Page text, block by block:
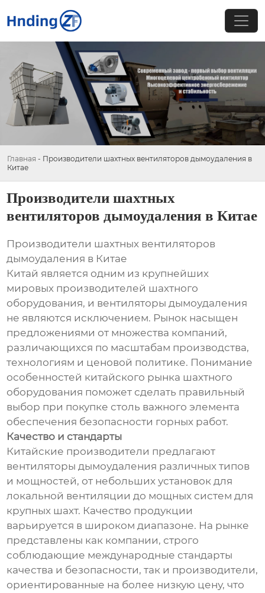
Главная - Производители шахтных вентиляторов дымоудаления в
Китае
Производители шахтных
вентиляторов дымоудаления в Китае
Производители шахтных вентиляторов
дымоудаления в Китае
Китай является одним из крупнейших
мировых производителей шахтного
оборудования, и вентиляторы дымоудаления
не являются исключением. Рынок насыщен
предложениями от множества компаний,
различающихся по масштабам производства,
технологиям и ценовой политике. Понимание
особенностей китайского рынка шахтного
оборудования поможет сделать правильный
выбор при покупке столь важного элемента
обеспечения безопасности горных работ.
Качество и стандарты
Китайские производители предлагают
вентиляторы дымоудаления различных типов
и мощностей, от небольших установок для
локальной вентиляции до мощных систем для
крупных шахт. Качество продукции
варьируется в широком диапазоне. На рынке
представлены как компании, строго
соблюдающие международные стандарты
качества и безопасности, так и производители,
ориентированные на более низкую цену, что